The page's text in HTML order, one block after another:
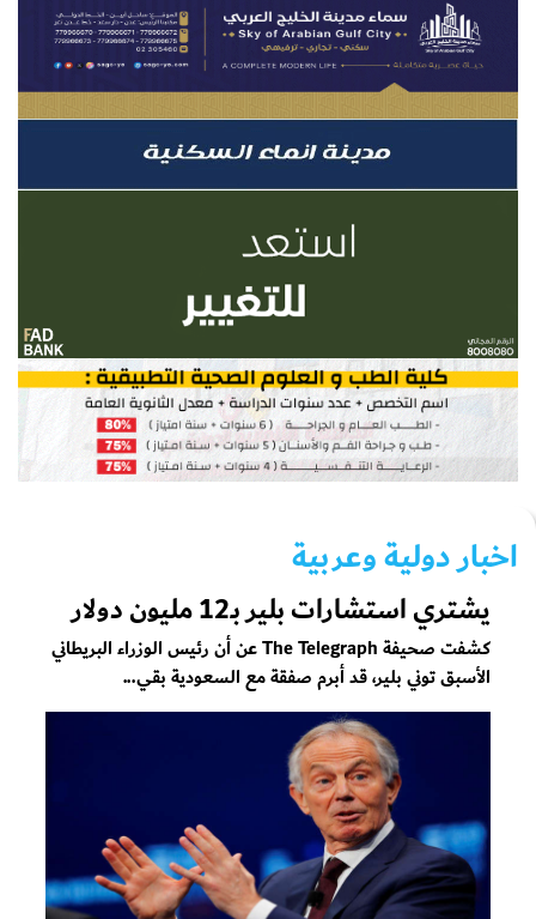
اخبار دولية وعربية
يشتري استشارات بلير بـ12 مليون دولار
كشفت صحيفة The Telegraph عن أن رئيس الوزراء البريطاني
الأسبق توني بلير، قد أبرم صفقة مع السعودية بقي...